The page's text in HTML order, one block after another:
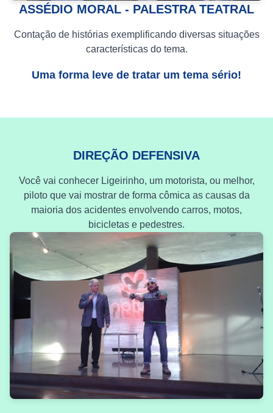
ASSÉDIO MORAL - PALESTRA TEATRAL
Contação de histórias exemplificando diversas situações
características do tema.
Uma forma leve de tratar um tema sério!
DIREÇÃO DEFENSIVA
Você vai conhecer Ligeirinho, um motorista, ou melhor,
piloto que vai mostrar de forma cômica as causas da
maioria dos acidentes envolvendo carros, motos,
bicicletas e pedestres.